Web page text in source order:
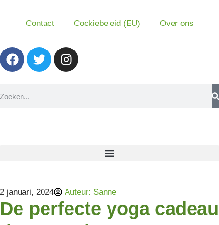
Contact Cookiebeleid (EU) Over ons
2 januari, 2024 Auteur: Sanne
De perfecte yoga cadeau